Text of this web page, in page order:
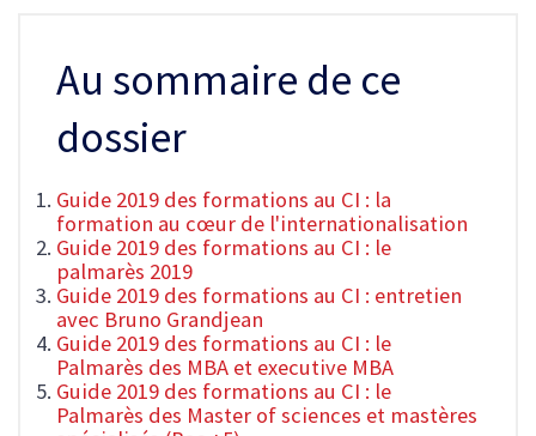
Au sommaire de ce
dossier
Guide 2019 des formations au CI : la
formation au cœur de l'internationalisation
Guide 2019 des formations au CI : le
palmarès 2019
Guide 2019 des formations au CI : entretien
avec Bruno Grandjean
Guide 2019 des formations au CI : le
Palmarès des MBA et executive MBA
Guide 2019 des formations au CI : le
Palmarès des Master of sciences et mastères